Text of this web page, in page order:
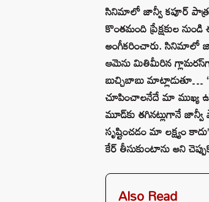
సినిమాలో జాన్వీ కపూర్ పాత్ర
కొంతమంది ప్రేక్షకుల
అంగీకరించారు. సినిమాలో
ఆమెను మితిమీరిన గ్లామరస్‌గా
బుచ్చిబాబు మాట్లాడుతూ…
చూపించాలనేదే మా ముఖ్య
మూడ్‌కు తగినట్లుగానే
సృష్టించడం మా
కేర్ తీసుకుంటాను అని
Also Read